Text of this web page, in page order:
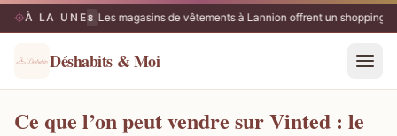
À LA UNE
10/08 Les magasins de vêtements à Lannion offrent un shopping
Déshabits & Moi
Ce que l’on peut vendre sur Vinted : le